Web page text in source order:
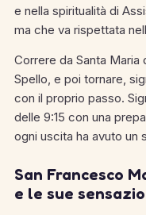
e nella spiritualità di
ma che va rispettata
Correre da Santa Maria
Spello, e poi tornare,
con il proprio passo.
delle 9:15 con una
ogni uscita ha avuto un
San Francesco
e le sue